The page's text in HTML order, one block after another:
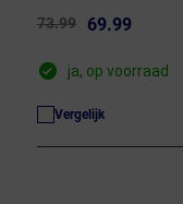
73.99 69.99
ja, op voorraad
Vergelijk